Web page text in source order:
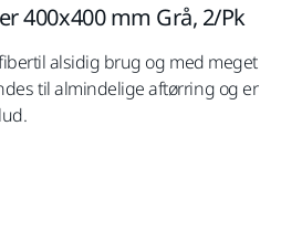
400x400 mm Grå, 2/Pk
alsidig brug og med meget
til almindelige aftørring og er